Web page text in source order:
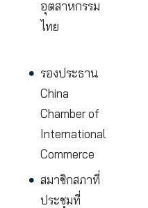
หอการค้าไ
ประธาน
สมาคมนัก
ธุรกิจยุคใหม่
ไทย-จีน
รองประธาน